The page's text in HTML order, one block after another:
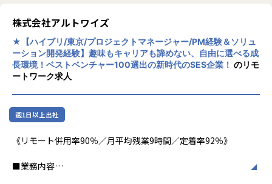
エンジニア職位を9段階に分け、各職位に応じた年収・月
給・スキル要件を全社員に公開。公正にスキルを判断し最大
限給与に還元。案件単価の還元率は最大95%！プロジェクト
内での役割が上がる際には、昇給タイミングを待たず直ちに
昇給反映。
★心理的安全性を重視した組織で定着率は92％を実現★
代表が心理的安全性アンバサダー協会の理事を務め、働く環
境・コミュニケーション環境・自己実現を最優先に経営。社
築ける環境です。
★エンジニアファーストな働き方★
株式会社アルトワイズ
★【ハイブリ/東京/プロジェクトマネージャー/PM経験＆ソリュ
ーション開発経験】趣味もキャリアも諦めない、自由に選べる成
長環境！ベストベンチャー100選出の新時代のSES企業！ のリモ
ートワーク求人
週1日以上出社
《リモート併用率90％／月平均残業9時間／定着率92％》
■業務内容